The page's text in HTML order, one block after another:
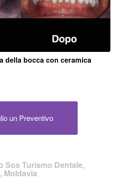
della bocca con ceramica
un Preventivo
Sos Turismo Dentale,
Moldavia